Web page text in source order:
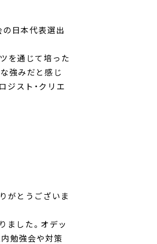
の日本代表選出
を通じて培った
強みだと感じ
ジスト・クリエ
がとうございま
ました。オデッ
勉強会や対策